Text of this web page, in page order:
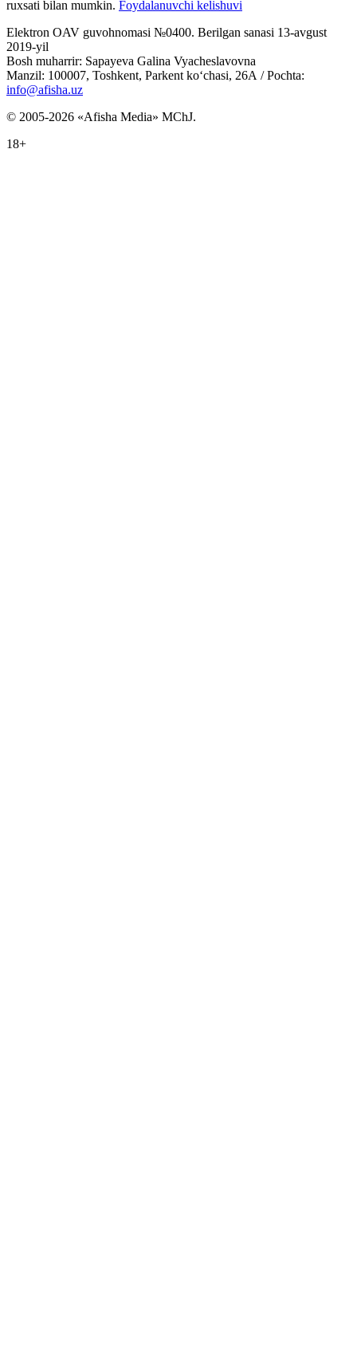
ruxsati bilan mumkin. Foydalanuvchi kelishuvi
Elektron OAV guvohnomasi №0400. Berilgan sanasi 13-avgust
2019-yil
Bosh muharrir: Sapayeva Galina Vyacheslavovna
Manzil: 100007, Toshkent, Parkent ko‘chasi, 26А / Pochta:
info@afisha.uz
© 2005-2026 «Afisha Media» MChJ.
18+